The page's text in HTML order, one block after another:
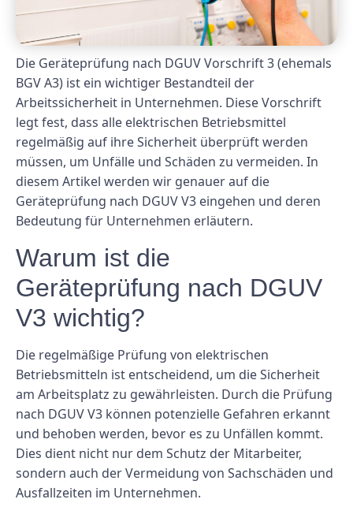
Die Geräteprüfung nach DGUV Vorschrift 3 (ehemals
BGV A3) ist ein wichtiger Bestandteil der
Arbeitssicherheit in Unternehmen. Diese Vorschrift
legt fest, dass alle elektrischen Betriebsmittel
regelmäßig auf ihre Sicherheit überprüft werden
müssen, um Unfälle und Schäden zu vermeiden. In
diesem Artikel werden wir genauer auf die
Geräteprüfung nach DGUV V3 eingehen und deren
Bedeutung für Unternehmen erläutern.
Warum ist die
Geräteprüfung nach DGUV
V3 wichtig?
Die regelmäßige Prüfung von elektrischen
Betriebsmitteln ist entscheidend, um die Sicherheit
am Arbeitsplatz zu gewährleisten. Durch die Prüfung
nach DGUV V3 können potenzielle Gefahren erkannt
und behoben werden, bevor es zu Unfällen kommt.
Dies dient nicht nur dem Schutz der Mitarbeiter,
sondern auch der Vermeidung von Sachschäden und
Ausfallzeiten im Unternehmen.